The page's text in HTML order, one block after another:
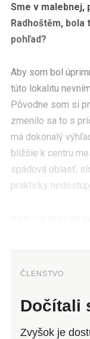
Sme v malebnej,
Radhoštěm,
pohľad?
Aby som bol
túto lokalitu
Pôvodne som si
zmenilo sa to s
má dokonalý
bližšie k centru
spádová oblasť,
prakticky
ČLENSTVO
Dočítali
Zvyšok je